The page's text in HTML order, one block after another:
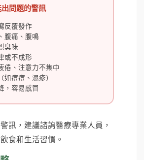
問題的警訊
反覆發作
腹痛、腹鳴
臭味
或不成形
倦、注意力不集中
如痘痘、濕疹）
，容易感冒
訊，建議諮詢醫療專業人員，
食和生活習慣。